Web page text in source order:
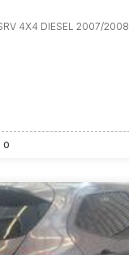
4X4 DIESEL 2007/2008
0